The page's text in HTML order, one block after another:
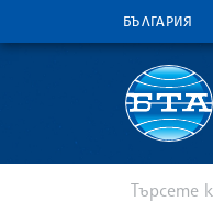
БЪЛГАРИЯ